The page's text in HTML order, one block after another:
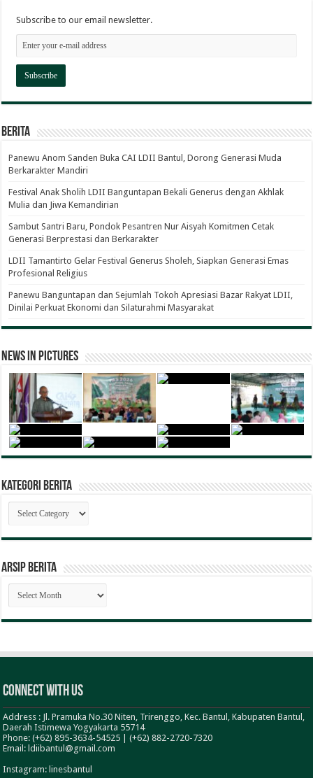
Subscribe to our email newsletter.
Berita
Panewu Anom Sanden Buka CAI LDII Bantul, Dorong Generasi Muda
Berkarakter Mandiri
Festival Anak Sholih LDII Banguntapan Bekali Generus dengan Akhlak
Mulia dan Jiwa Kemandirian
Sambut Santri Baru, Pondok Pesantren Nur Aisyah Komitmen Cetak
Generasi Berprestasi dan Berkarakter
LDII Tamantirto Gelar Festival Generus Sholeh, Siapkan Generasi Emas
Profesional Religius
Panewu Banguntapan dan Sejumlah Tokoh Apresiasi Bazar Rakyat LDII,
Dinilai Perkuat Ekonomi dan Silaturahmi Masyarakat
News in Pictures
Kategori Berita
Kategori
Berita
ARSIP BERITA
ARSIP
BERITA
Connect With Us
Address : Jl. Pramuka No.30 Niten, Trirenggo, Kec. Bantul, Kabupaten Bantul,
Daerah Istimewa Yogyakarta 55714
Phone: (+62) 895-3634-54525 | (+62) 882-2720-7320
Email: ldiibantul@gmail.com
Instagram: linesbantul